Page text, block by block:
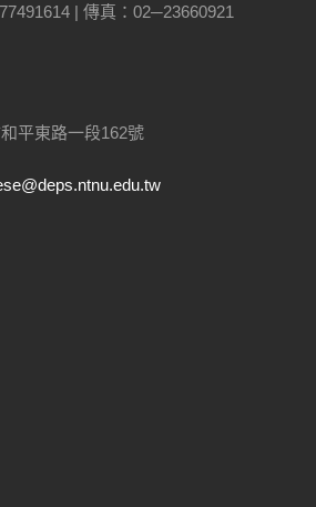
| 傳真：02─23660921
平東路一段162號